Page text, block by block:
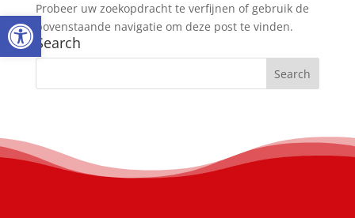
Open toolbar
Probeer uw zoekopdracht te verfijnen of gebruik de
bovenstaande navigatie om deze post te vinden.
Search